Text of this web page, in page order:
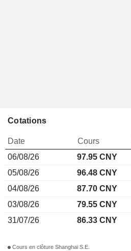
Cotations
Date Cours
06/08/26
97.95 CNY
05/08/26
96.48 CNY
04/08/26
87.70 CNY
03/08/26
79.55 CNY
31/07/26
86.33 CNY
Cours en clôture Shanghai S.E.